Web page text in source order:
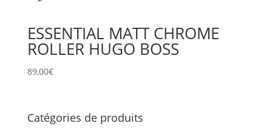
ESSENTIAL MATT CHROME
ROLLER HUGO BOSS
89,00€
Catégories de produits